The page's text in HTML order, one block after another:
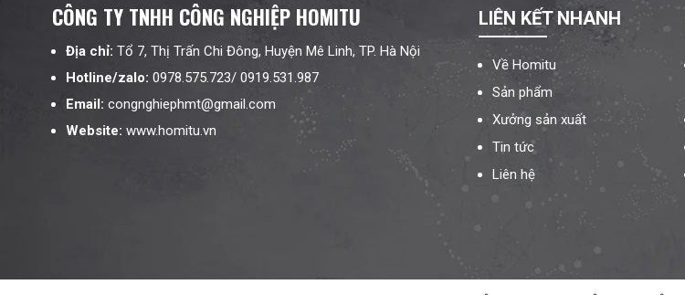
CÔNG TY TNHH CÔNG NGHIỆP HOMITU
Địa chỉ: Tổ 7, Thị Trấn Chi Đông, Huyện Mê Linh, TP. Hà Nội
Hotline/zalo: 0978.575.723/ 0919.531.987
Email: congnghiephmt@gmail.com
Website: www.homitu.vn
LIÊN KẾT NHANH
Về Homitu
Sản phẩm
Xưởng sản xuất
Tin tức
Liên hệ